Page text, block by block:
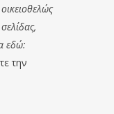
εδώ:
την